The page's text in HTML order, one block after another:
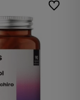
Do